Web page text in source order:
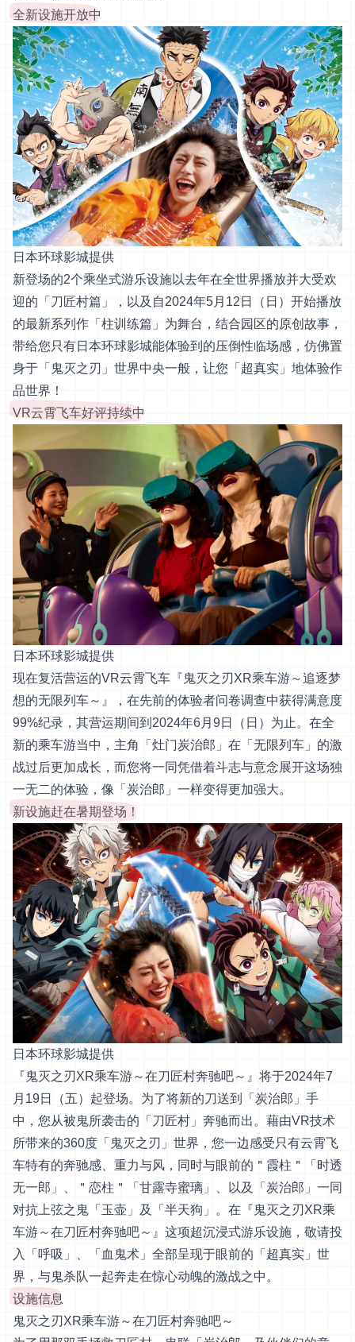
全新设施开放中
日本环球影城提供
新登场的2个乘坐式游乐设施以去年在全世界播放并大受欢
迎的「刀匠村篇」，以及自2024年5月12日（日）开始播放
的最新系列作「柱训练篇」为舞台，结合园区的原创故事，
带给您只有日本环球影城能体验到的压倒性临场感，仿佛置
身于「鬼灭之刃」世界中央一般，让您「超真实」地体验作
品世界！
VR云霄飞车好评持续中
日本环球影城提供
现在复活营运的VR云霄飞车『鬼灭之刃XR乘车游～追逐梦
想的无限列车～』，在先前的体验者问卷调查中获得满意度
99%纪录，其营运期间到2024年6月9日（日）为止。在全
新的乘车游当中，主角「灶门炭治郎」在「无限列车」的激
战过后更加成长，而您将一同凭借着斗志与意念展开这场独
一无二的体验，像「炭治郎」一样变得更加强大。
新设施赶在暑期登场！
日本环球影城提供
『鬼灭之刃XR乘车游～在刀匠村奔驰吧～』将于2024年7
月19日（五）起登场。为了将新的刀送到「炭治郎」手
中，您从被鬼所袭击的「刀匠村」奔驰而出。藉由VR技术
所带来的360度「鬼灭之刃」世界，您一边感受只有云霄飞
车特有的奔驰感、重力与风，同时与眼前的＂霞柱＂「时透
无一郎」、＂恋柱＂「甘露寺蜜璃」、以及「炭治郎」一同
对抗上弦之鬼「玉壶」及「半天狗」。在『鬼灭之刃XR乘
车游～在刀匠村奔驰吧～』这项超沉浸式游乐设施，敬请投
入「呼吸」、「血鬼术」全部呈现于眼前的「超真实」世
界，与鬼杀队一起奔走在惊心动魄的激战之中。
设施信息
鬼灭之刃XR乘车游～在刀匠村奔驰吧～